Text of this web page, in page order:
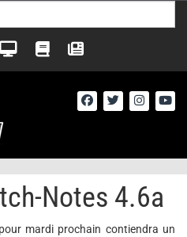
Notes 4.6a
mardi prochain contiendra un